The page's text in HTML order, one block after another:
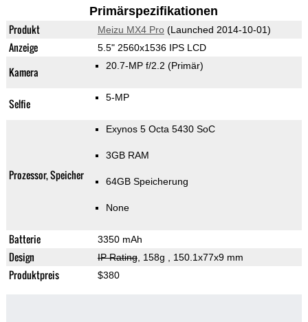
Primärspezifikationen
Produkt Meizu MX4 Pro(Launched 2014-10-01)
Anzeige 5.5" 2560x1536 IPS LCD
Kamera 20.7-MP f/2.2 (Primär)
Selfie 5-MP
Prozessor, Speicher
Exynos 5 Octa 5430 SoC
3GB RAM
64GB Speicherung
None
Batterie 3350 mAh
Design IP Rating, 158g , 150.1x77x9 mm
Produktpreis $380